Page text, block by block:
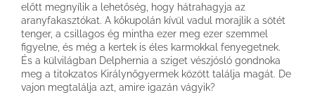
előtt megnyílik a lehetőség, hogy hátrahagyja az
aranyfakasztókat. A kőkupolán kívül vadul morajlik a sötét
tenger, a csillagos ég mintha ezer meg ezer szemmel
figyelne, és még a kertek is éles karmokkal fenyegetnek.
És a külvilágban Delphernia a sziget vészjósló gondnoka
meg a titokzatos Királynőgyermek között találja magát. De
vajon megtalálja azt, amire igazán vágyik?